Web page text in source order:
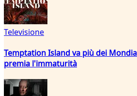
Televisione
Temptation Island va più dei
premia l'immaturità